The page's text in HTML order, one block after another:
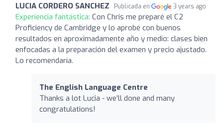
LUCIA CORDERO SANCHEZ Publicada en 3 years ago
Experiencia fantástica: Con Chris me preparé el C2
Proficiency de Cambridge y lo aprobé con buenos
resultados en aproximadamente año y medio: clases bien
enfocadas a la preparación del examen y precio ajustado.
Lo recomendaría.
The English Language Centre
Thanks a lot Lucia - we’ll done and many
congratulations!